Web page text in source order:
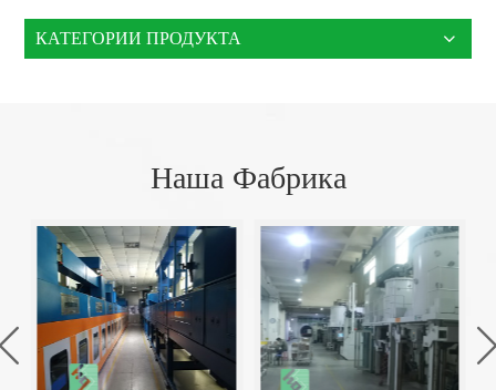
КАТЕГОРИИ ПРОДУКТА
Наша Фабрика